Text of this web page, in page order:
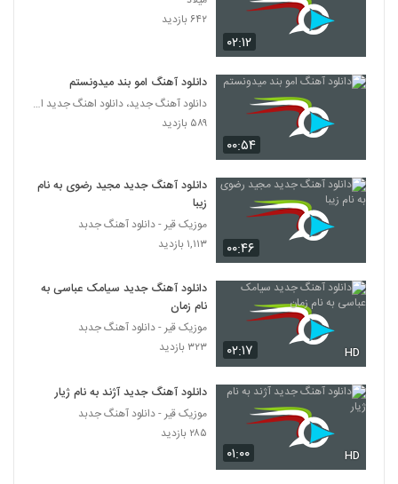
دانلود آهنگ سعید سروش دوست دارم
۱۹۳ بازدید
دانلود آهنگ پوریا پارسا دوتا دیوونه
دانلود آهنگ لعبت از امین داداشی به همراه
متن ترانه
۲۳۶ بازدید
آرشا آهنگ اون برمیگرده
دانلود آهنگ علیرضا دیبا برگرد (Alireza Diba
Bargard)
۰۲:۱۲
۶۴۲ بازدید
۰۰:۵۴
دانلود آهنگ امو بند میدونستم
دانلود آهنگ جدید، دانلود اهنگ جدید ایرانی
۵۸۹ بازدید
۰۰:۴۶
دانلود آهنگ جدید مجید رضوی به نام
زیبا
موزیک قیر - دانلود آهنگ جدبد
۱,۱۱۳ بازدید
۰۲:۱۷ HD
دانلود آهنگ جدید سیامک عباسی به
نام زمان
موزیک قیر - دانلود آهنگ جدبد
۳۲۳ بازدید
۰۱:۰۰ HD
دانلود آهنگ جدید آژند به نام ژیار
موزیک قیر - دانلود آهنگ جدبد
۲۸۵ بازدید